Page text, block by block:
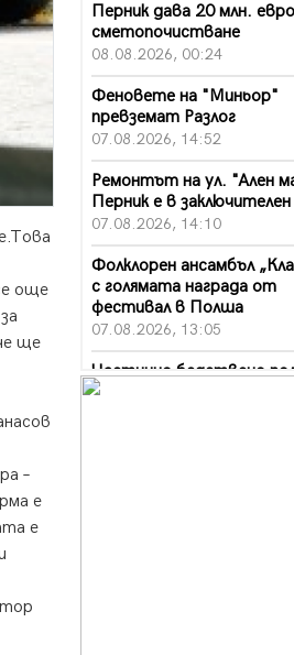
Това
още
ще
–
е
е
Перник дава 20 млн.
сметопочистване
08.08.2026, 00:24
Феновете на "Миньор"
превземат Разлог
07.08.2026, 14:52
Ремонтът на ул. "Ален
Перник е в
07.08.2026, 14:10
Фолклорен ансамбъл
с голямата награда от
фестивал в Полша
07.08.2026, 13:05
Частично бедствено
в Перник заради